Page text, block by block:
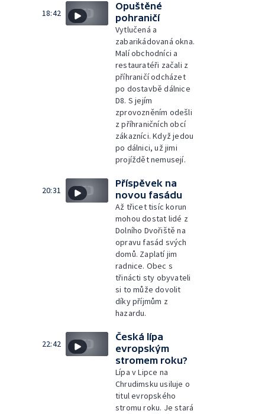
18:42
Opuštěné
pohraničí
Vytlučená a
zabarikádovaná okna.
Malí obchodníci a
restauratéři začali z
příhraničí odcházet
po dostavbě dálnice
D8. S jejím
zprovozněním odešli
z příhraničních obcí
zákazníci. Když jedou
po dálnici, už jimi
projíždět nemusejí.
20:31
Příspěvek na
novou fasádu
Až třicet tisíc korun
mohou dostat lidé z
Dolního Dvořiště na
opravu fasád svých
domů. Zaplatí jim
radnice. Obec s
třinácti sty obyvateli
si to může dovolit
díky příjmům z
hazardu.
22:42
Česká lípa
evropským
stromem roku?
Lípa v Lipce na
Chrudimsku usiluje o
titul evropského
stromu roku. Je stará